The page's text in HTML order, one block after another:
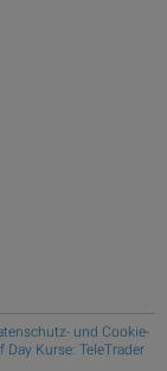
und Cookie-
Day Kurse: TeleTrader